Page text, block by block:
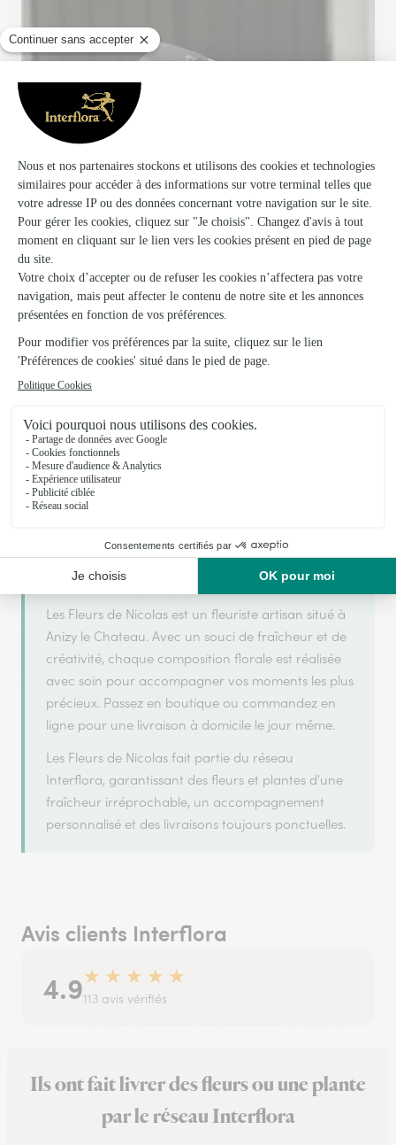
Votre fleuriste artisan à Anizy le Chateau
Les Fleurs de Nicolas s'appuie sur son partenariat
référence, pour vous garantir un service de qualité.
Les Fleurs de Nicolas est un fleuriste artisan situé à
Anizy le Chateau. Avec un souci de fraîcheur et de
créativité, chaque composition florale est réalisée
avec soin pour accompagner vos moments les plus
précieux. Passez en boutique ou commandez en
ligne pour une livraison à domicile le jour même.
Les Fleurs de Nicolas fait partie du réseau
Interflora, garantissant des fleurs et plantes d'une
fraîcheur irréprochable, un accompagnement
personnalisé et des livraisons toujours ponctuelles.
Avis clients Interflora
4.9★ ★ ★ ★ ★
113 avis vérifiés
Ils ont fait livrer des fleurs ou une plante
par le réseau Interflora